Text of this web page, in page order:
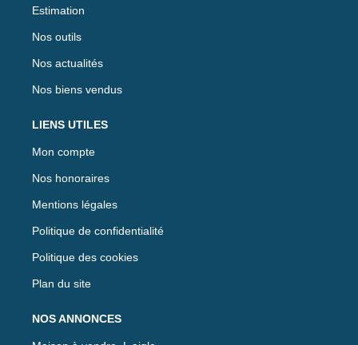
Estimation
Nos outils
Nos actualités
Nos biens vendus
LIENS UTILES
Mon compte
Nos honoraires
Mentions légales
Politique de confidentialité
Politique des cookies
Plan du site
NOS ANNONCES